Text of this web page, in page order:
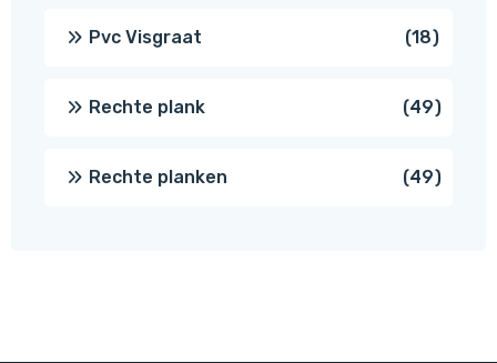
Pvc Visgraat 1818
Rechte plank 4949
Rechte planken 4949